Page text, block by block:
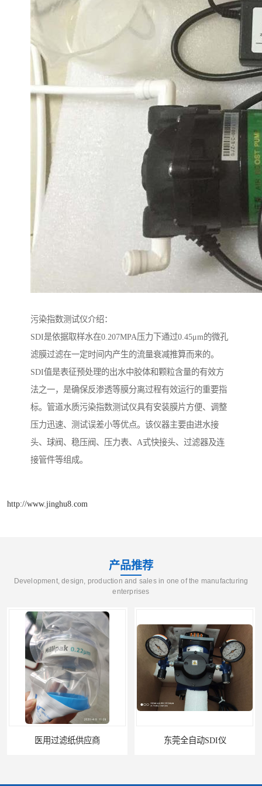
污染指数测试仪介绍：
SDI是依据取样水在0.207MPA压力下通过0.45μm的微孔
滤膜过滤在一定时间内产生的流量衰减推算而来的。
SDI值是表征预处理的出水中胶体和颗粒含量的有效方
法之一，是确保反渗透等膜分离过程有效运行的重要指
标。管道水质污染指数测试仪具有安装膜片方便、调整
压力迅速、测试误差小等优点。该仪器主要由进水接
头、球阀、稳压阀、压力表、A式快接头、过滤器及连
接管件等组成。
http://www.jinghu8.com
产品推荐
Development, design, production and sales in one of the manufacturing
enterprises
东莞全自动SDI仪 石家庄污染指数SDI仪